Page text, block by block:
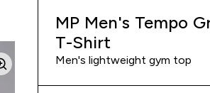
MP Men's Tempo
T-Shirt
Men's lightweight gym top